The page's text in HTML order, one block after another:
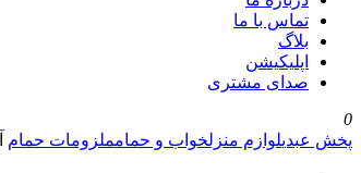
تماس با ما
بلاگ
اپلیکیشن
صدای مشتری
0
پخش عبدیلوازم منزلخواب و حمامملزومات حمام